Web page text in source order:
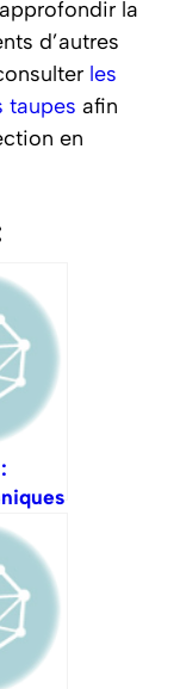
la
d’autres
les
taupes afin
en